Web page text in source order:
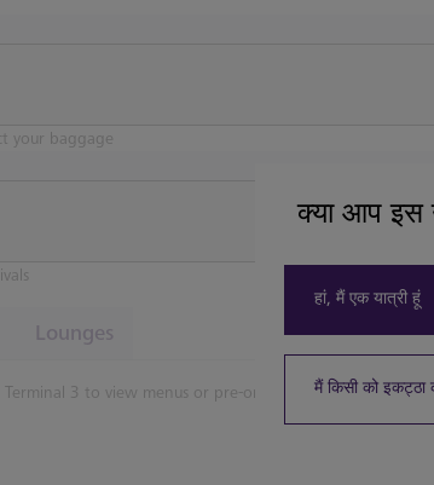
your baggage
Lounges
3 to view menus or pre-order.
क्या आप इस
हां, मैं एक यात्री हूं
मैं किसी को इकट्ठा